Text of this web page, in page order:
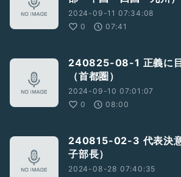
2024-09-11 07:34:08
0
07:41
240825-08-1 正義に
（首都圏）
2024-09-10 07:01:07
0
08:00
240815-02-3 代表決
子部長）
2024-08-28 07:40:35